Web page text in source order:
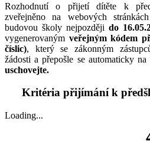
Rozhodnutí o přijetí dítěte k
zveřejněno na webových
budovou školy nejpozději do
vygenerovaným veřejným kódem
číslic), který se zákonným
žádosti a přepošle se automaticky na
uschovejte.
Kritéria přijímání k
Loading...